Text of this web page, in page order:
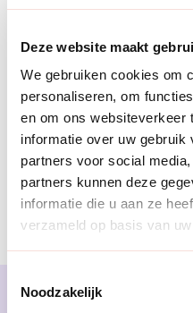
Deze website maakt
We gebruiken cookies om
personaliseren, om
en om ons websiteverkeer
informatie over uw gebruik
partners voor social
partners kunnen deze
informatie die u aan ze
verzameld op basis van
Noodzakelijk
niveau,
van de landelijke
deze geweldige inzet
2020 benoemd tot Lid van
In zijn laatste jaren was
(voor o.a. Handbal Inside)
handbalwedstrijden en -
Wij wensen de familie
deze moeilijke tijd.
Gerelateerd nieuws